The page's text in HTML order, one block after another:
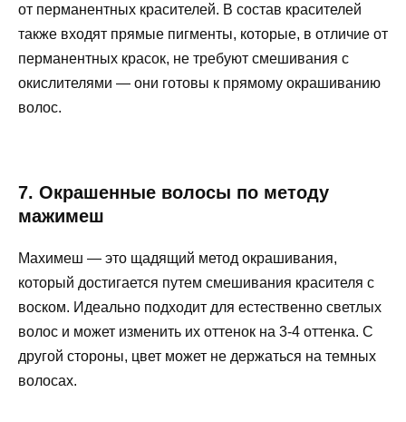
от перманентных красителей. В состав красителей
также входят прямые пигменты, которые, в отличие от
перманентных красок, не требуют смешивания с
окислителями — они готовы к прямому окрашиванию
волос.
7. Окрашенные волосы по методу
мажимеш
Махимеш — это щадящий метод окрашивания,
который достигается путем смешивания красителя с
воском. Идеально подходит для естественно светлых
волос и может изменить их оттенок на 3-4 оттенка. С
другой стороны, цвет может не держаться на темных
волосах.